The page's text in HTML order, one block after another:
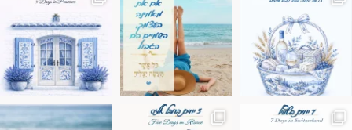
בחבל אלזס צרפת
בחופשה שבו הכל נהיה פשוט יותר. החול, הי